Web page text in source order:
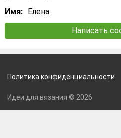
Имя: Елена
Написать
Политика конфиденциальности
Идеи для вязания © 2026